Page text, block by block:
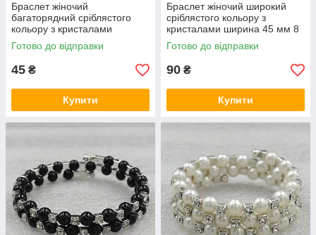
Браслет жіночий
багаторядний сріблястого
кольору з кристалами
ширина 20 мм 4 ряди
каменів і намистин білого
Готово до відправки
45 ₴
Купити
Браслет жіночий широкий
сріблястого кольору з
кристалами ширина 45 мм 8
рядів каменів і перлин
намистин
Готово до відправки
90 ₴
Купити